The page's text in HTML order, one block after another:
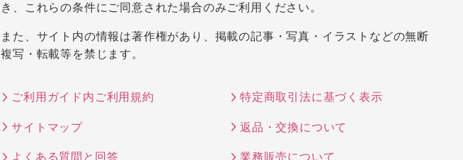
き、これらの条件にご同意された場合のみご利用ください。
また、サイト内の情報は著作権があり、掲載の記事・写真・イラストなどの無断
複写・転載等を禁じます。
ご利用ガイド内ご利用規約 特定商取引法に基づく表示
サイトマップ 返品・交換について
よくある質問と回答 業務販売について